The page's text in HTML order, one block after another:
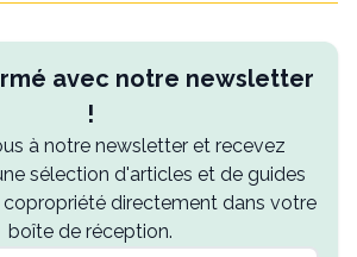
avec notre newsletter
!
à notre newsletter et recevez
sélection d'articles et de guides
copropriété directement dans votre
boîte de réception.